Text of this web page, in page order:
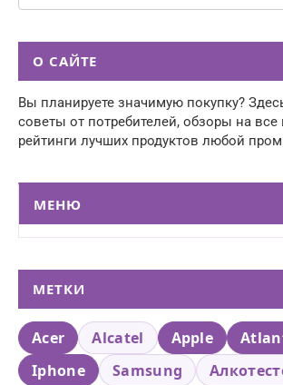
О САЙТЕ
Вы планируете значимую покупку?
советы от потребителей, обзоры на
рейтинги лучших продуктов любой
МЕНЮ
МЕТКИ
Acer Alcatel Apple
Iphone
Samsung